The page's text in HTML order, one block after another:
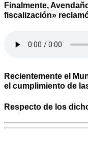
Finalmente,
fiscalización»
Recientemente el
el cumplimiento de
Respecto de los